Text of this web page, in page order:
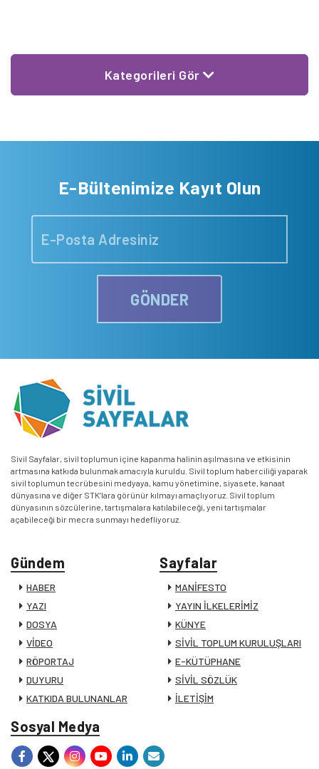
Kategorileri Gör
E-Bültenimize Kayıt Olun
GÖNDER
Sivil Sayfalar, sivil toplumun içine kapanma halinin aşılmasına ve etkisinin
artmasına katkıda bulunmak amacıyla kuruldu. Sivil toplum haberciliği yaparak
sivil toplumun tecrübesini medyaya, kamu yönetimine, siyasete, kanaat
dünyasına ve diğer STK’lara görünür kılmayı amaçlıyoruz. Sivil toplum
dünyasının sözcülerine, tartışmalara katılabileceği, yeni tartışmalar
açabileceği bir mecra sunmayı hedefliyoruz.
Gündem
HABER
YAZI
DOSYA
VİDEO
RÖPORTAJ
DUYURU
KATKIDA BULUNANLAR
Sayfalar
MANİFESTO
YAYIN İLKELERİMİZ
KÜNYE
SİVİL TOPLUM KURULUŞLARI
E-KÜTÜPHANE
SİVİL SÖZLÜK
İLETİŞİM
Sosyal Medya